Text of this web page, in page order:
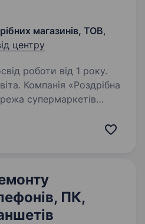
магазинів, ТОВ,
центру
роботи від 1 року.
супермаркетів
СКЛАДОМ ІТ.
ПК,